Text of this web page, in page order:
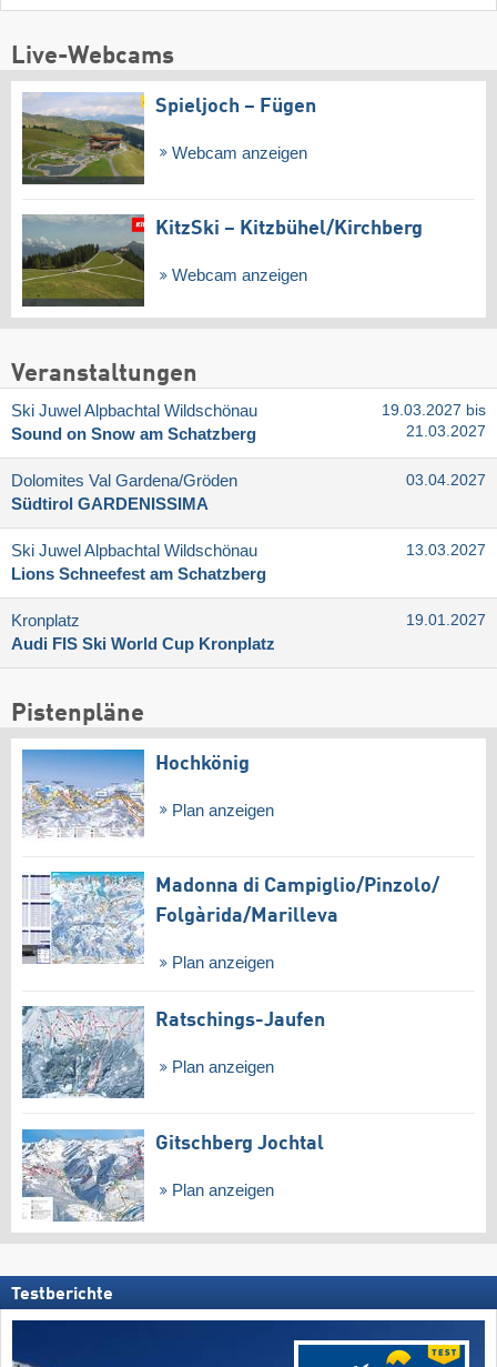
Live-Webcams
Spieljoch – Fügen
Webcam anzeigen
KitzSki – Kitzbühel/​Kirchberg
Webcam anzeigen
Veranstaltungen
Ski Juwel Alpbachtal Wildschönau
Sound on Snow am Schatzberg
19.03.2027 bis
21.03.2027
Dolomites Val Gardena/​Gröden
Südtirol GARDENISSIMA
03.04.2027
Ski Juwel Alpbachtal Wildschönau
Lions Schneefest am Schatzberg
13.03.2027
Kronplatz
Audi FIS Ski World Cup Kronplatz
19.01.2027
Pistenpläne
Hochkönig
Plan anzeigen
Madonna di Campiglio/​Pinzolo/​
Folgàrida/​Marilleva
Plan anzeigen
Ratschings-Jaufen
Plan anzeigen
Gitschberg Jochtal
Plan anzeigen
Testberichte